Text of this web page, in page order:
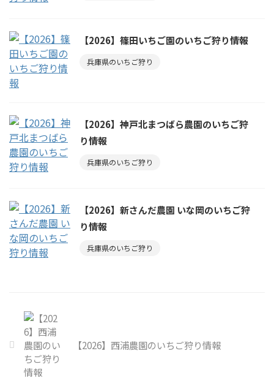
【2026】篠田いちご園のいちご狩り情報
兵庫県のいちご狩り
【2026】神戸北まつばら農園のいちご狩
り情報
兵庫県のいちご狩り
【2026】新さんだ農園 いな岡のいちご狩
り情報
兵庫県のいちご狩り
【2026】西浦農園のいちご狩り情報